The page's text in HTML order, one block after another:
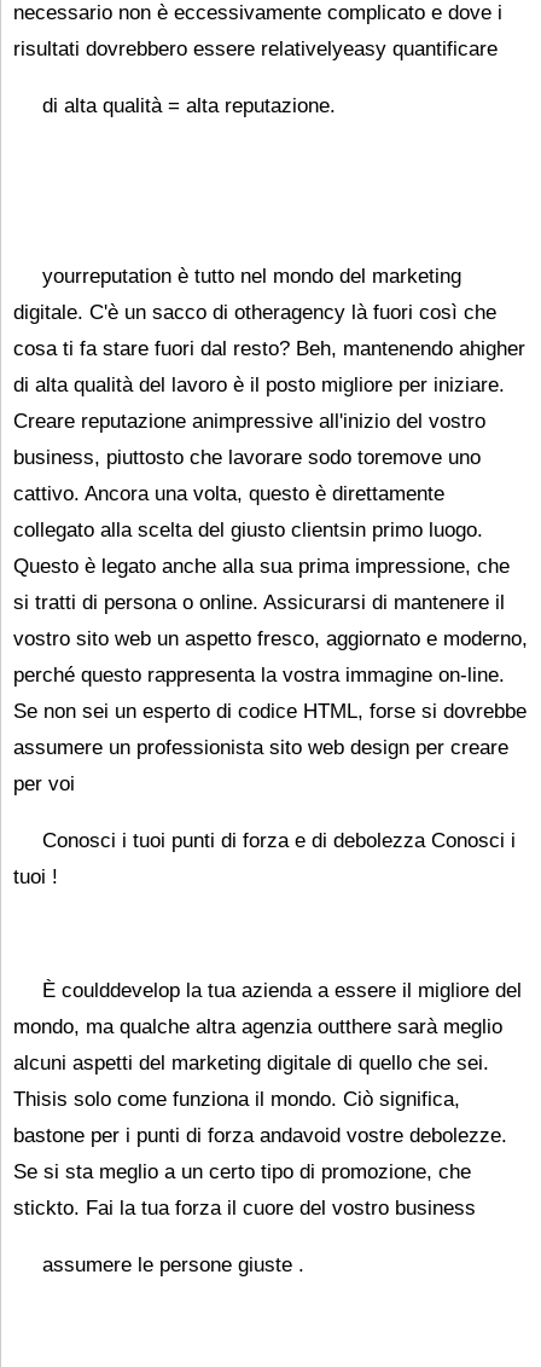
necessario non è eccessivamente complicato e dove i
risultati dovrebbero essere relativelyeasy quantificare
di alta qualità = alta reputazione.
yourreputation è tutto nel mondo del marketing
digitale. C'è un sacco di otheragency là fuori così che
cosa ti fa stare fuori dal resto? Beh, mantenendo ahigher
di alta qualità del lavoro è il posto migliore per iniziare.
Creare reputazione animpressive all'inizio del vostro
business, piuttosto che lavorare sodo toremove uno
cattivo. Ancora una volta, questo è direttamente
collegato alla scelta del giusto clientsin primo luogo.
Questo è legato anche alla sua prima impressione, che
si tratti di persona o online. Assicurarsi di mantenere il
vostro sito web un aspetto fresco, aggiornato e moderno,
perché questo rappresenta la vostra immagine on-line.
Se non sei un esperto di codice HTML, forse si dovrebbe
assumere un professionista sito web design per creare
per voi
Conosci i tuoi punti di forza e di debolezza Conosci i
tuoi !
È coulddevelop la tua azienda a essere il migliore del
mondo, ma qualche altra agenzia outthere sarà meglio
alcuni aspetti del marketing digitale di quello che sei.
Thisis solo come funziona il mondo. Ciò significa,
bastone per i punti di forza andavoid vostre debolezze.
Se si sta meglio a un certo tipo di promozione, che
stickto. Fai la tua forza il cuore del vostro business
assumere le persone giuste .